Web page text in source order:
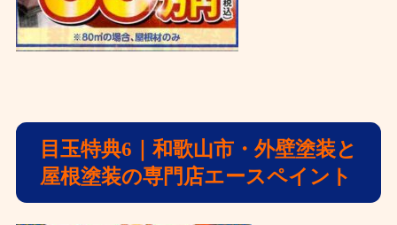
目玉特典6 ｜和歌山市・外壁塗装と
屋根塗装の専門店エースペイント